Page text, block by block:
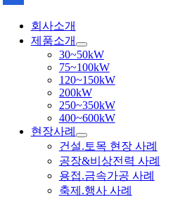
회사소개
제품소개
30~50kW
75~100kW
120~150kW
200kW
250~350kW
400~600kW
현장사례
건설.토목 현장 사례
공장&비상전력 사례
용접.금속가공 사례
축제.행사 사례